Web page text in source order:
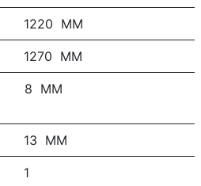
1220 MM
1270 MM
8 MM
13 MM
1